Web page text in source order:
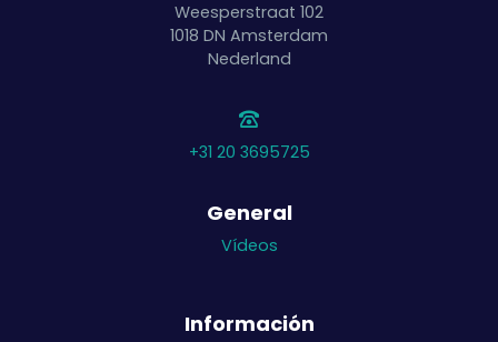
Weesperstraat 102
1018 DN Amsterdam
Nederland
+31 20 3695725
General
Vídeos
Información